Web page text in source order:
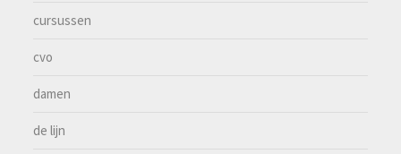
cursussen
cvo
damen
de lijn